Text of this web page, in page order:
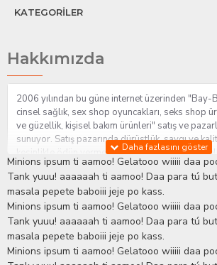
KATEGORİLER
Hakkımızda
2006 yılından bu güne internet üzerinden "Bay-
cinsel sağlık, sex shop oyuncakları, seks shop
ve güzellik, kişisel bakım ürünleri" satış ve
sunuyor. Satış pazarında dürüstlük, saygı ve
kesinlikle ödün vermeden hizmet sağlık ve
sorularınıza anında cevap verebilen Yetkin ve
ihtiyaçlarınızı en uygun fiyat ve taksit
İstanbul beylikdüzü Erotik Shop sitemizde insan
stratejimiz ile müşterilerimizin yaşamlarında
bakımlı olmaları için onlara sağlık ve güzellik
sağlıyoruz.Sex ShopAlışveriş sitemiz Erotik
gelişmeleri ve yenilikleri çok yakından takip
5000'e yakın geniş ürün yelpazesi ile
Minions ipsum ti aamoo! Gelatooo wiiiii daa
Tank yuuu! aaaaaah ti aamoo! Daa para tú
masala pepete baboiii jeje po kass.
Minions ipsum ti aamoo! Gelatooo wiiiii daa
Tank yuuu! aaaaaah ti aamoo! Daa para tú
masala pepete baboiii jeje po kass.
Minions ipsum ti aamoo! Gelatooo wiiiii daa